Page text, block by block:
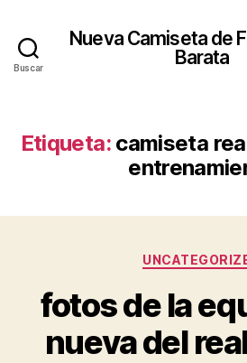
Buscar
Nueva Camiseta de
Barata
Etiqueta: camiseta
fotos de la
nueva del